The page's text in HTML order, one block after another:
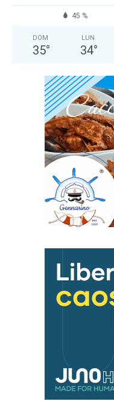
45 %
DOM
35°
LUN
34°